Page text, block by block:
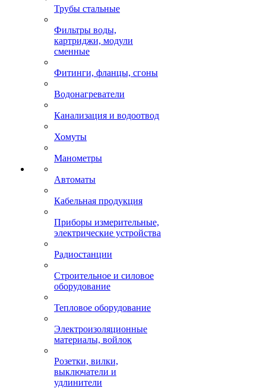
Трубы стальные
Фильтры воды,
картриджи, модули
сменные
Фитинги, фланцы, сгоны
Водонагреватели
Канализация и водоотвод
Хомуты
Манометры
Автоматы
Кабельная продукция
Приборы измерительные,
электрические устройства
Радиостанции
Строительное и силовое
оборудование
Тепловое оборудование
Электроизоляционные
материалы, войлок
Розетки, вилки,
выключатели и
удлинители